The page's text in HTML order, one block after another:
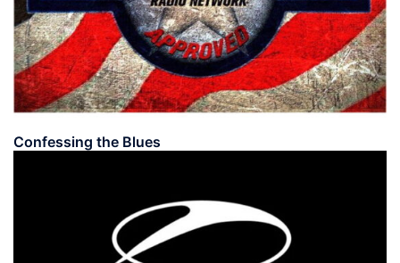
Confessing the Blues